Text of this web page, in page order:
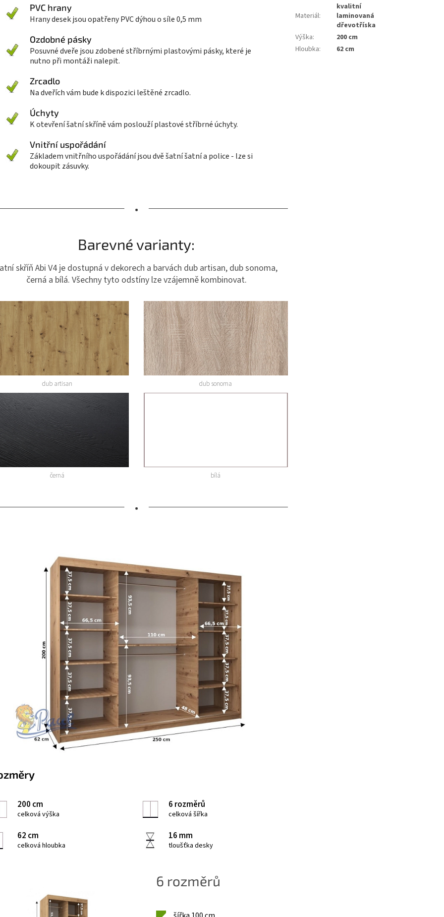
PVC hrany
Hrany desek jsou opatřeny PVC dýhou o síle 0,5 mm
Ozdobné pásky
Posuvné dveře jsou zdobené stříbrnými plastovými pásky, které je
nutno při montáži nalepit.
Zrcadlo
Na dveřích vám bude k dispozici leštěné zrcadlo.
Úchyty
K otevření šatní skříně vám poslouží plastové stříbrné úchyty.
Vnitřní uspořádání
Základem vnitřního uspořádání jsou dvě šatní šatní a police - lze si
dokoupit zásuvky.
•
Barevné varianty:
skříň Abi V4 je dostupná v dekorech a barvách dub artisan, dub sonoma,
černá a bílá. Všechny tyto odstíny lze vzájemně kombinovat.
dub artisan dub sonoma
černá bílá
•
200 cm
celková výška
6 rozměrů
celková šířka
62 cm
celková hloubka
16 mm
tloušťka desky
6 rozměrů
Materiál:
kvalitní
laminovaná
dřevotříska
Výška:
200 cm
Hloubka: 62 cm